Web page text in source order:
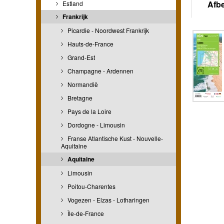
Estland
Frankrijk
Picardie - Noordwest Frankrijk
Hauts-de-France
Grand-Est
Champagne - Ardennen
Normandië
Bretagne
Pays de la Loire
Dordogne - Limousin
Franse Atlantische Kust - Nouvelle-
Aquitaine
Aquitaine
Limousin
Poitou-Charentes
Vogezen - Elzas - Lotharingen
Île-de-France